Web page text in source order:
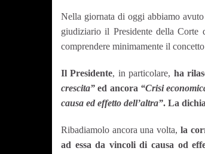
Nella giornata di oggi abbiamo
giudiziario il Presidente della
comprendere minimamente il
Il Presidente, in particolare, ha
crescita” ed ancora “Crisi
causa ed effetto dell’altra”. La
Ribadiamolo ancora una volta, la
ad essa da vincoli di causa od